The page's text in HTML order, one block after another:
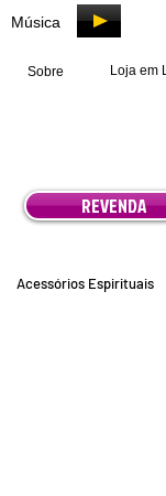
Música
Sobre Loja em
REVENDA
Acessórios Espirituais